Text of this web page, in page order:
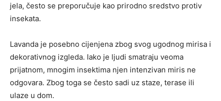
jela, često se preporučuje kao prirodno sredstvo protiv
insekata.
Lavanda je posebno cijenjena zbog svog ugodnog mirisa i
dekorativnog izgleda. Iako je ljudi smatraju veoma
prijatnom, mnogim insektima njen intenzivan miris ne
odgovara. Zbog toga se često sadi uz staze, terase ili
ulaze u dom.